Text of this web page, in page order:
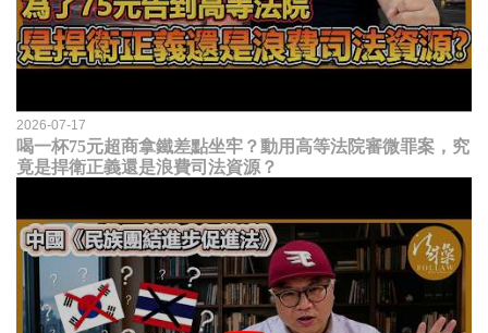
2026-07-17
喝一杯75元超商拿鐵差點坐牢？動用高等法院審微罪案，究
竟是捍衛正義還是浪費司法資源？